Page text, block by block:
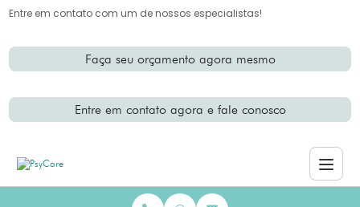
Entre em contato com um de nossos especialistas!
Faça seu orçamento agora mesmo
Entre em contato agora e fale conosco